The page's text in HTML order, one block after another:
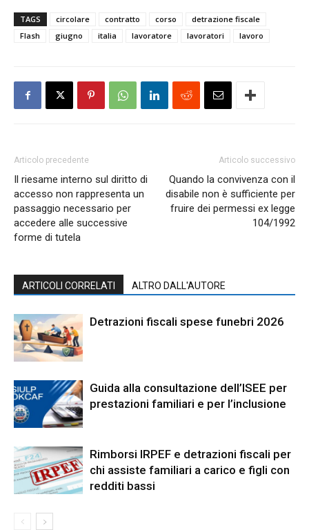
TAGS circolare contratto corso
detrazione fiscale
Flash
giugno italia lavoratore lavoratori lavoro
Articolo precedente
Il riesame interno sul diritto di
accesso non rappresenta un
passaggio necessario per
accedere alle successive
forme di tutela
Articolo successivo
Quando la convivenza con il
disabile non è sufficiente per
fruire dei permessi ex legge
104/1992
ARTICOLI CORRELATI ALTRO DALL'AUTORE
Detrazioni fiscali spese funebri 2026
Guida alla consultazione dell’ISEE per
prestazioni familiari e per l’inclusione
Rimborsi IRPEF e detrazioni fiscali per
chi assiste familiari a carico e figli con
redditi bassi